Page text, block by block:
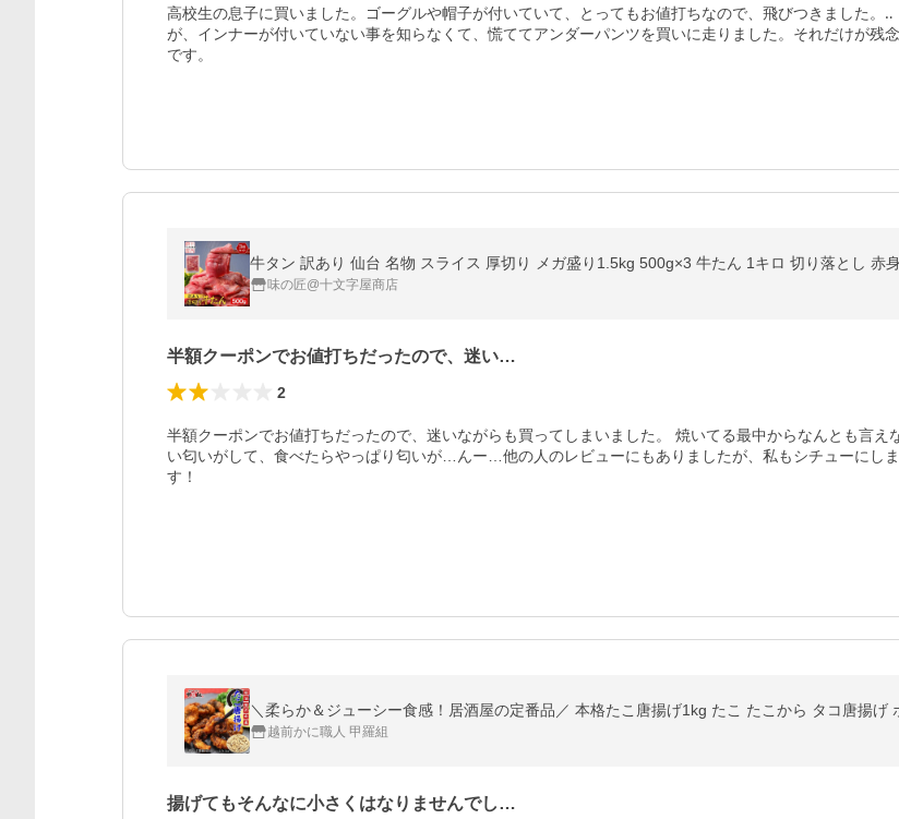
高校生の息子に買いました。ゴーグルや帽子が付いていて、とってもお値打ちなので、飛びつきました。‥
が、インナーが付いていない事を知らなくて、慌ててアンダーパンツを買いに走りました。それだけが残念
です。
牛タン 訳あり 仙台 名物 スライス 厚切り メガ盛り1.5kg 500g×3 牛たん 1キロ 切り落とし 赤
味の匠@十文字屋商店
半額クーポンでお値打ちだったので、迷い…
2
半額クーポンでお値打ちだったので、迷いながらも買ってしまいました。 焼いてる最中からなんとも言え
い匂いがして、食べたらやっぱり匂いが…んー…他の人のレビューにもありましたが、私もシチューにしま
す！
＼柔らか＆ジューシー食感！居酒屋の定番品／ 本格たこ唐揚げ1kg たこ たこから タコ唐揚げ
越前かに職人 甲羅組
揚げてもそんなに小さくはなりませんでし…